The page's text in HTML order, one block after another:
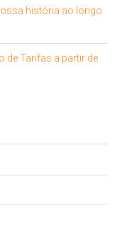
história ao longo
de Tarifas a partir de